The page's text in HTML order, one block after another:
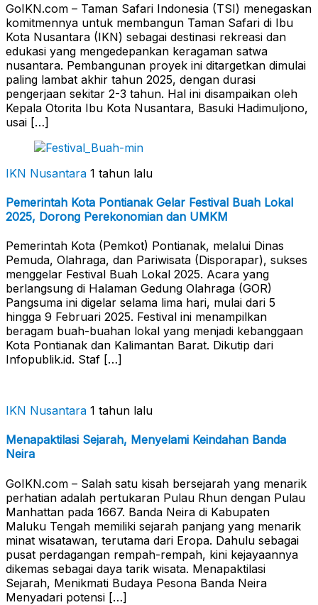
GoIKN.com – Taman Safari Indonesia (TSI) menegaskan
komitmennya untuk membangun Taman Safari di Ibu
Kota Nusantara (IKN) sebagai destinasi rekreasi dan
edukasi yang mengedepankan keragaman satwa
nusantara. Pembangunan proyek ini ditargetkan dimulai
paling lambat akhir tahun 2025, dengan durasi
pengerjaan sekitar 2-3 tahun. Hal ini disampaikan oleh
Kepala Otorita Ibu Kota Nusantara, Basuki Hadimuljono,
usai […]
IKN Nusantara 1 tahun lalu
Pemerintah Kota Pontianak Gelar Festival Buah Lokal
2025, Dorong Perekonomian dan UMKM
Pemerintah Kota (Pemkot) Pontianak, melalui Dinas
Pemuda, Olahraga, dan Pariwisata (Disporapar), sukses
menggelar Festival Buah Lokal 2025. Acara yang
berlangsung di Halaman Gedung Olahraga (GOR)
Pangsuma ini digelar selama lima hari, mulai dari 5
hingga 9 Februari 2025. Festival ini menampilkan
beragam buah-buahan lokal yang menjadi kebanggaan
Kota Pontianak dan Kalimantan Barat. Dikutip dari
Infopublik.id. Staf […]
IKN Nusantara 1 tahun lalu
Menapaktilasi Sejarah, Menyelami Keindahan Banda
Neira
GoIKN.com – Salah satu kisah bersejarah yang menarik
perhatian adalah pertukaran Pulau Rhun dengan Pulau
Manhattan pada 1667. Banda Neira di Kabupaten
Maluku Tengah memiliki sejarah panjang yang menarik
minat wisatawan, terutama dari Eropa. Dahulu sebagai
pusat perdagangan rempah-rempah, kini kejayaannya
dikemas sebagai daya tarik wisata. Menapaktilasi
Sejarah, Menikmati Budaya Pesona Banda Neira
Menyadari potensi […]